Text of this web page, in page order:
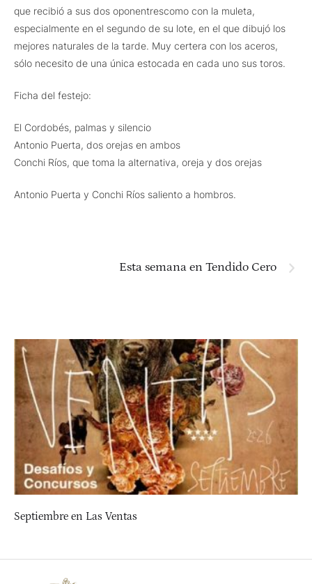
que recibió a sus dos oponentrescomo con la muleta,
especialmente en el segundo de su lote, en el que dibujó los
mejores naturales de la tarde. Muy certera con los aceros,
sólo necesito de una única estocada en cada uno sus toros.
Ficha del festejo:
El Cordobés, palmas y silencio
Antonio Puerta, dos orejas en ambos
Conchi Ríos, que toma la alternativa, oreja y dos orejas
Antonio Puerta y Conchi Ríos saliento a hombros.
Esta semana en Tendido Cero
Septiembre en Las Ventas